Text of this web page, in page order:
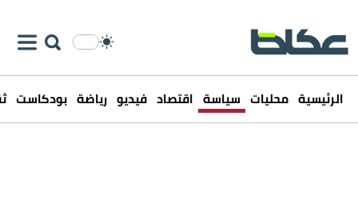
الرئيسية محليات سياسة اقتصاد فيديو رياضة بودكاست